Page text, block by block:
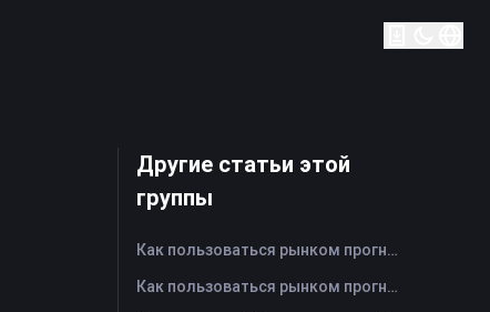
Другие статьи этой
группы
Как пользоваться рынком прогнозов FameEX? (Приложение)
Как пользоваться рынком прогнозов FameEX? (Веб)